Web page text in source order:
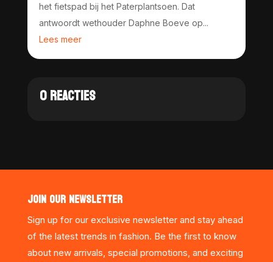
het fietspad bij het Paterplantsoen. Dat
antwoordt wethouder Daphne Boeve op...
Lees meer
0 REACTIES
JOIN OUR NEWSLETTER
Sign up for our exclusive newsletter and stay ahead
of the latest trends in fashion. Be the first to know
about new arrivals, special promotions, and exciting